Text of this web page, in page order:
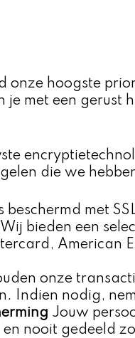
onze hoogste
met een gerust
die we
beschermd met
Wij bieden een
American
onze
Indien nodig,
Jouw
nooit gedeeld